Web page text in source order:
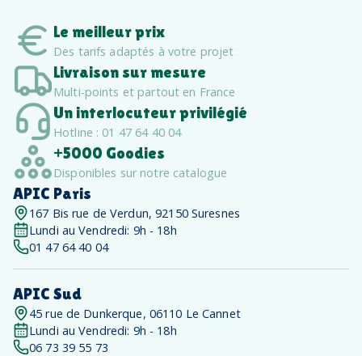
Le meilleur prix
Des tarifs adaptés à votre projet
Livraison sur mesure
Multi-points et partout en France
Un interlocuteur privilégié
Hotline : 01 47 64 40 04
+5000 Goodies
Disponibles sur notre catalogue
APIC Paris
167 Bis rue de Verdun, 92150 Suresnes
Lundi au Vendredi: 9h - 18h
01 47 64 40 04
APIC Sud
45 rue de Dunkerque, 06110 Le Cannet
Lundi au Vendredi: 9h - 18h
06 73 39 55 73